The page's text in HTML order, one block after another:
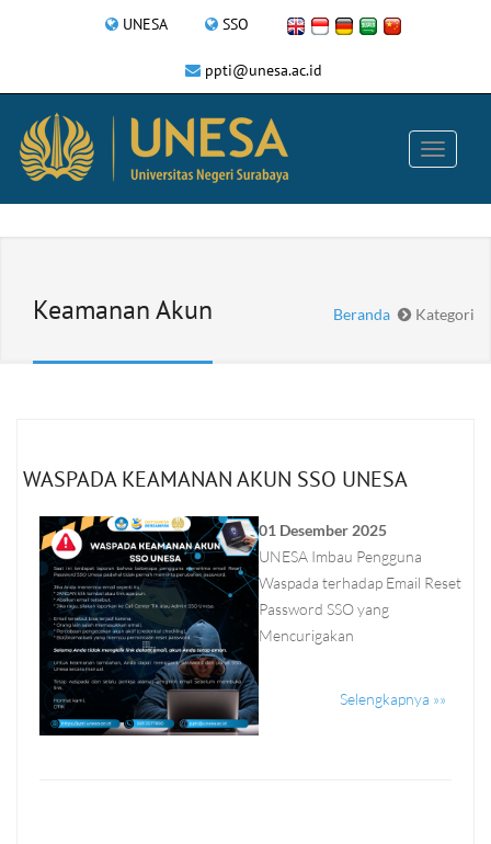
UNESA SSO
ppti@unesa.ac.id
Keamanan Akun Beranda Kategori
WASPADA KEAMANAN AKUN SSO UNESA
01 Desember 2025
UNESA Imbau Pengguna
Waspada terhadap Email Reset
Password SSO yang
Mencurigakan
Selengkapnya »»